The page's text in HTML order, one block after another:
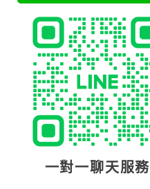
一對一聊天服務